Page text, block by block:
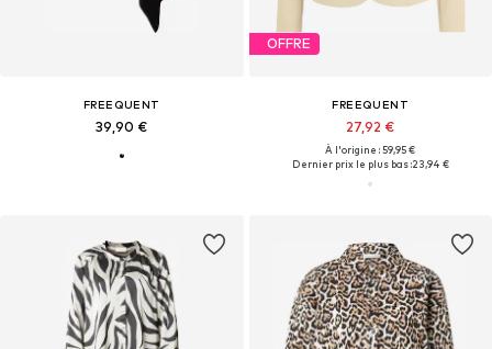
FREEQUENT
39,90 €
OFFRE
FREEQUENT
27,92 €
À l'origine : 59,95 €
Dernier prix le plus bas :23,94 €